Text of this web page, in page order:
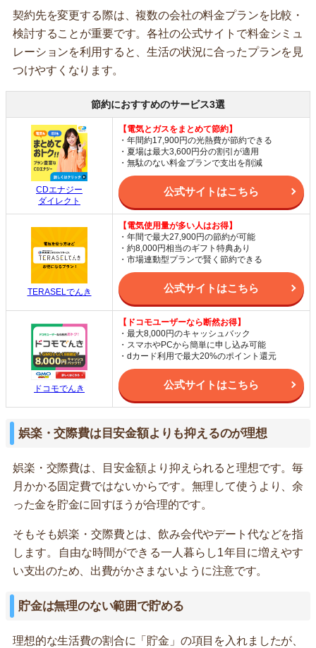
契約先を変更する際は、複数の会社の料金プランを比較・
検討することが重要です。各社の公式サイトで料金シミュ
レーションを利用すると、生活の状況に合ったプランを見
つけやすくなります。
節約におすすめのサービス3選
CDエナジー
ダイレクト
【電気とガスをまとめて節約】
・年間約17,900円の光熱費が節約できる
・夏場は最大3,600円分の割引が適用
・無駄のない料金プランで支出を削減
公式サイトはこちら
TERASELでんき
【電気使用量が多い人はお得】
・年間で最大27,900円の節約が可能
・約8,000円相当のギフト特典あり
・市場連動型プランで賢く節約できる
公式サイトはこちら
ドコモでんき
【ドコモユーザーなら断然お得】
・最大8,000円のキャッシュバック
・スマホやPCから簡単に申し込み可能
・dカード利用で最大20%のポイント還元
公式サイトはこちら
娯楽・交際費は目安金額よりも抑えるのが理想
娯楽・交際費は、目安金額より抑えられると理想です。毎
月かかる固定費ではないからです。無理して使うより、余
った金を貯金に回すほうが合理的です。
そもそも娯楽・交際費とは、飲み会代やデート代などを指
します。自由な時間ができる一人暮らし1年目に増えやす
い支出のため、出費がかさまないように注意です。
貯金は無理のない範囲で貯める
理想的な生活費の割合に「貯金」の項目を入れましたが、